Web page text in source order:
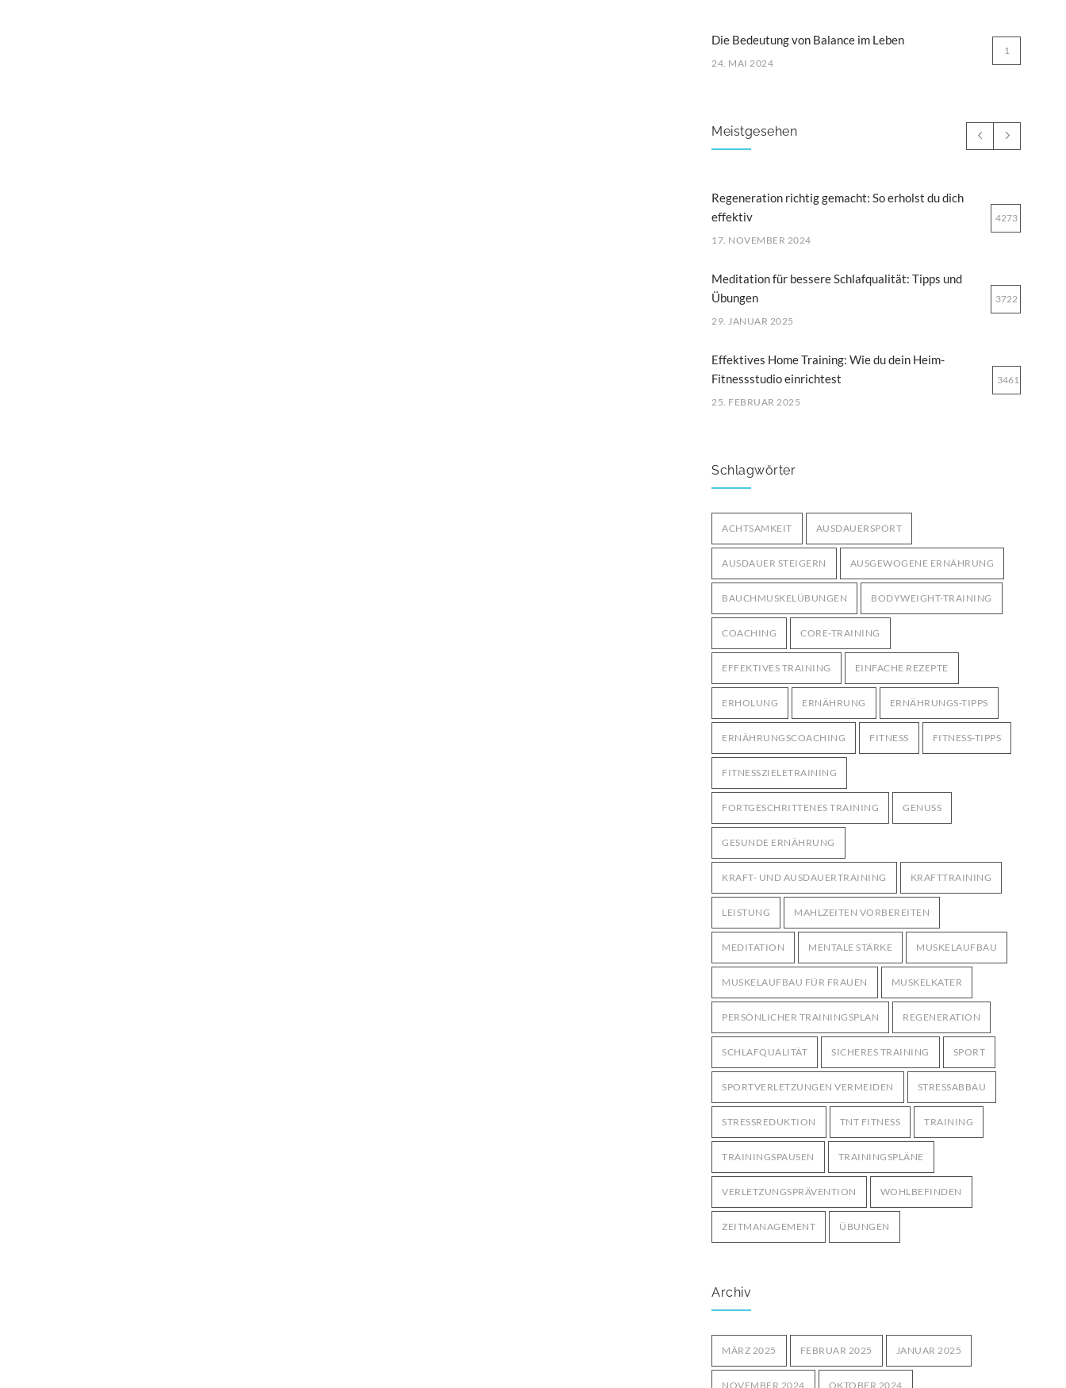
Die Bedeutung von Balance im Leben
24. MAI 2024
1
Meistgesehen
Regeneration richtig gemacht: So erholst du dich
effektiv
17. NOVEMBER 2024
4273
Meditation für bessere Schlafqualität: Tipps und
Übungen
29. JANUAR 2025
3722
Effektives Home Training: Wie du dein Heim-
Fitnessstudio einrichtest
25. FEBRUAR 2025
3461
Intensiviere dein Training ohne Geräte
12. OKTOBER 2024
Schlagwörter
ACHTSAMKEIT AUSDAUERSPORT
AUSDAUER STEIGERN AUSGEWOGENE ERNÄHRUNG
BAUCHMUSKELÜBUNGEN BODYWEIGHT-TRAINING
COACHING CORE-TRAINING
EFFEKTIVES TRAINING EINFACHE REZEPTE
ERHOLUNG ERNÄHRUNG ERNÄHRUNGS-TIPPS
ERNÄHRUNGSCOACHING FITNESS FITNESS-TIPPS
FITNESSZIELETRAINING
FORTGESCHRITTENES TRAINING GENUSS
GESUNDE ERNÄHRUNG
KRAFT- UND AUSDAUERTRAINING KRAFTTRAINING
LEISTUNG MAHLZEITEN VORBEREITEN
MEDITATION MENTALE STÄRKE MUSKELAUFBAU
MUSKELAUFBAU FÜR FRAUEN MUSKELKATER
PERSÖNLICHER TRAININGSPLAN REGENERATION
SCHLAFQUALITÄT SICHERES TRAINING SPORT
SPORTVERLETZUNGEN VERMEIDEN STRESSABBAU
STRESSREDUKTION TNT FITNESS TRAINING
TRAININGSPAUSEN TRAININGSPLÄNE
VERLETZUNGSPRÄVENTION WOHLBEFINDEN
ZEITMANAGEMENT ÜBUNGEN
Archiv
MÄRZ 2025 FEBRUAR 2025 JANUAR 2025
NOVEMBER 2024 OKTOBER 2024